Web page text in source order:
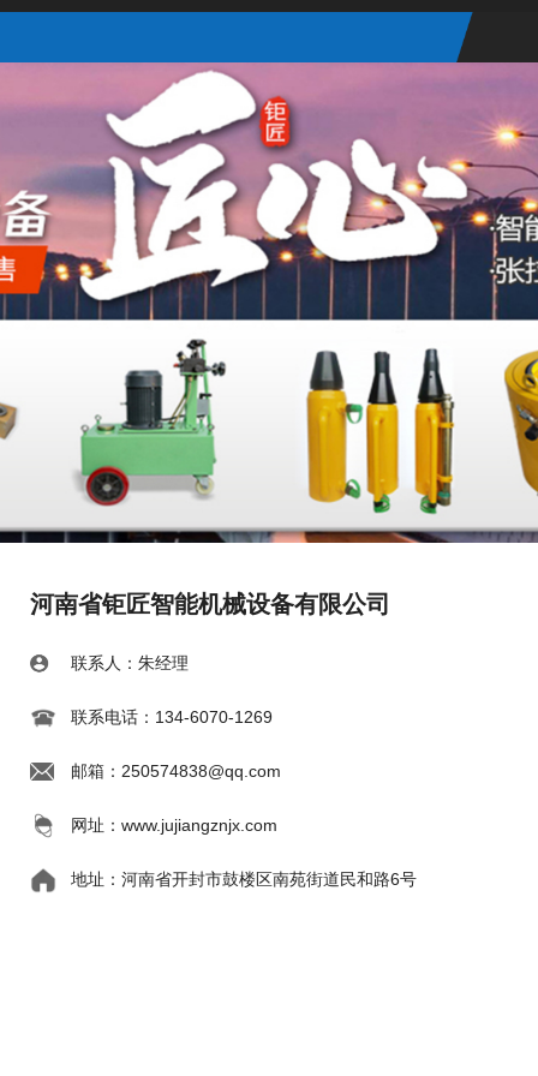
河南省钜匠智能机械设备有限公司
联系人：朱经理
联系电话：134-6070-1269
邮箱：250574838@qq.com
网址：www.jujiangznjx.com
地址：河南省开封市鼓楼区南苑街道民和路6号